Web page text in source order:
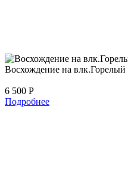
Восхождение на влк.Горелый
6 500 Р
Подробнее